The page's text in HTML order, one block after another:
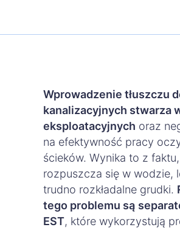
Wprowadzenie tłuszczu
kanalizacyjnych stwarza
eksploatacyjnych oraz
na efektywność pracy
ścieków. Wynika to z
rozpuszcza się w wodzie,
trudno rozkładalne grudki.
tego problemu są
EST, które wykorzystują